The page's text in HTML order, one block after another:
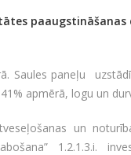
paaugstināšanas
Saules paneļu
apmērā, logu un
un
1.2.1.3.i.